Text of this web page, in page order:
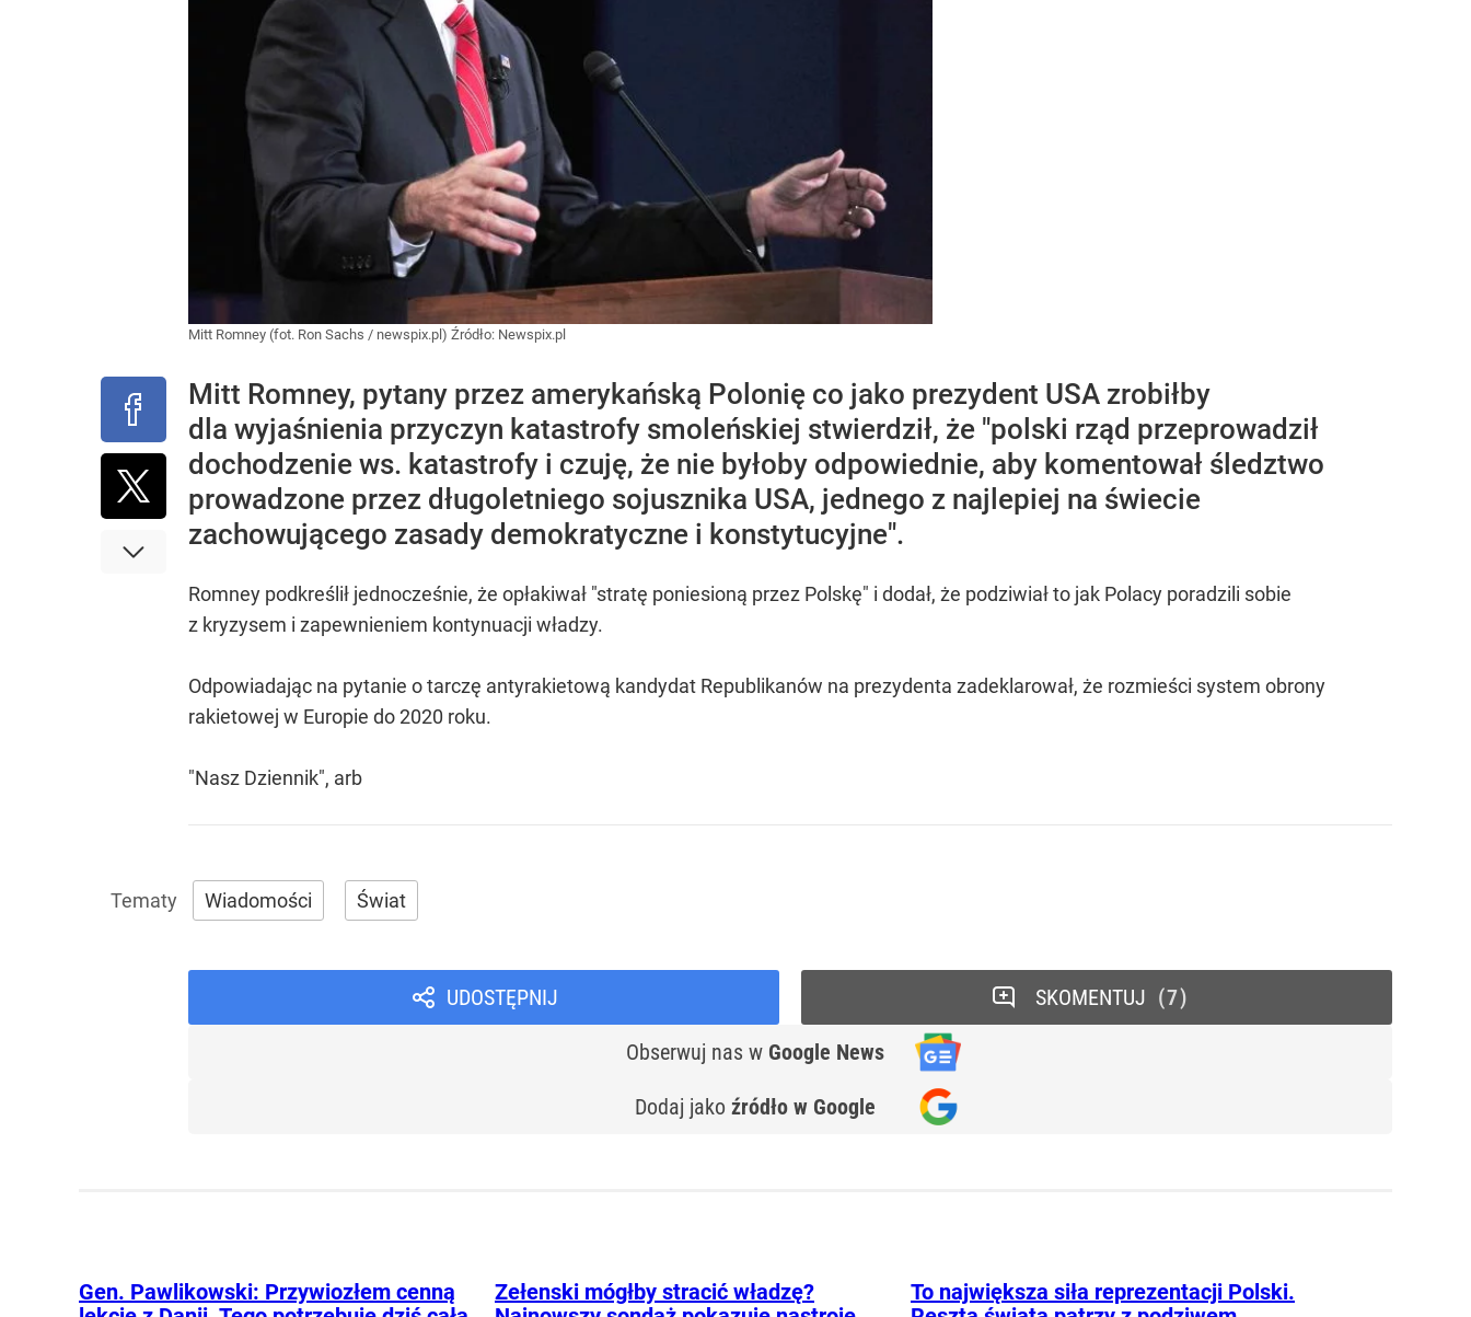
Mitt Romney (fot. Ron Sachs / newspix.pl) Źródło: Newspix.pl
Mitt Romney, pytany przez amerykańską Polonię co jako prezydent USA zrobiłby
dla wyjaśnienia przyczyn katastrofy smoleńskiej stwierdził, że "polski rząd przeprowadził
dochodzenie ws. katastrofy i czuję, że nie byłoby odpowiednie, aby komentował śledztwo
prowadzone przez długoletniego sojusznika USA, jednego z najlepiej na świecie
zachowującego zasady demokratyczne i konstytucyjne".
Romney podkreślił jednocześnie, że opłakiwał "stratę poniesioną przez Polskę" i dodał, że podziwiał to jak Polacy poradzili sobie
z kryzysem i zapewnieniem kontynuacji władzy.
Odpowiadając na pytanie o tarczę antyrakietową kandydat Republikanów na prezydenta zadeklarował, że rozmieści system obrony
rakietowej w Europie do 2020 roku.
"Nasz Dziennik", arb
Wiadomości Świat
UDOSTĘPNIJ
Obserwuj nas w Google News
Dodaj jako źródło w Google
SKOMENTUJ 7
Gen. Pawlikowski: Przywiozłem cenną
Zełenski mógłby stracić władzę?
To największa siła reprezentacji Polski.